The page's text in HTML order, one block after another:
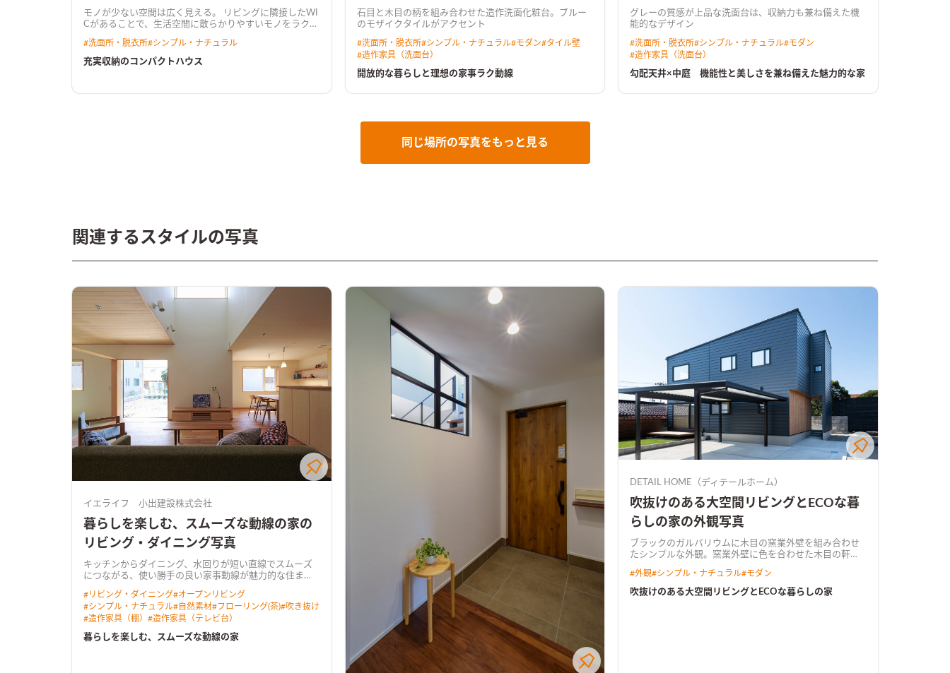
モノが少ない空間は広く見える。 リビングに隣接したWI
Cがあることで、生活空間に散らかりやすいモノをラクラ
#洗面所・脱衣所#シンプル・ナチュラル
充実収納のコンパクトハウス
石目と木目の柄を組み合わせた造作洗面化粧台。ブルー
のモザイクタイルがアクセント
#洗面所・脱衣所#シンプル・ナチュラル#モダン#タイル壁
#造作家具（洗面台）
開放的な暮らしと理想の家事ラク動線
グレーの質感が上品な洗面台は、収納力も兼ね備えた機
能的なデザイン
#洗面所・脱衣所#シンプル・ナチュラル#モダン
#造作家具（洗面台）
勾配天井×中庭 機能性と美しさを兼ね備えた魅力的な家
同じ場所の写真をもっと見る
関連するスタイルの写真
イエライフ 小出建設株式会社
暮らしを楽しむ、スムーズな動線の家の
リビング・ダイニング写真
キッチンからダイニング、水回りが短い直線でスムーズ
につながる、使い勝手の良い家事動線が魅力的な住ま
も光を取り込む明るく心地よい空間。 奥行きのあるウッ
ドデッキを介して庭へと暮らしが広がります。 リビング
に隣り合う和室はＬＤＫと一体で使える開放的なスペー
ス。 無垢の床や羽目板の天井、空間にぴったりと納めた
木製の造作家具など、あたたかな木の質感が室内に寛い
#リビング・ダイニング#オープンリビング
#シンプル・ナチュラル#自然素材#フローリング(茶)#吹き抜け
#造作家具（棚） #造作家具（テレビ台）
暮らしを楽しむ、スムーズな動線の家
DETAIL HOME（ディテールホーム）
吹抜けのある大空間リビングとECOな暮
らしの家の外観写真
ブラックのガルバリウムに木目の窯業外壁を組み合わせ
たシンプルな外観。窯業外壁に色を合わせた木目の軒天
いリビングを実現させる為に、浴室などの水廻りを2階に
もっていくことによって、1階の居住スペースを広く有効
#外観#シンプル・ナチュラル#モダン
吹抜けのある大空間リビングとECOな暮らしの家